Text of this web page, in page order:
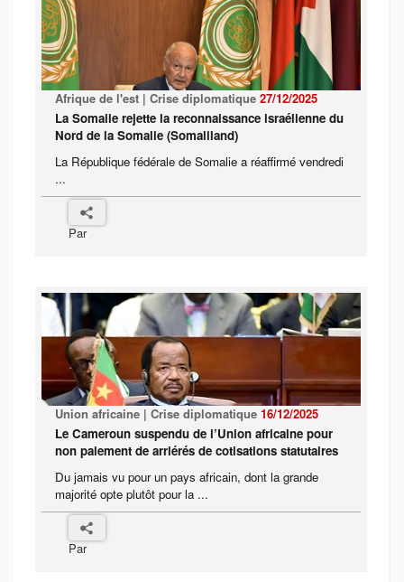
Afrique de l'est | Crise diplomatique 27/12/2025
La Somalie rejette la reconnaissance israélienne du
Nord de la Somalie (Somaliland)
La République fédérale de Somalie a réaffirmé vendredi
...
Par
Union africaine | Crise diplomatique 16/12/2025
Le Cameroun suspendu de l’Union africaine pour
non paiement de arriérés de cotisations statutaires
Du jamais vu pour un pays africain, dont la grande
majorité opte plutôt pour la ...
Par